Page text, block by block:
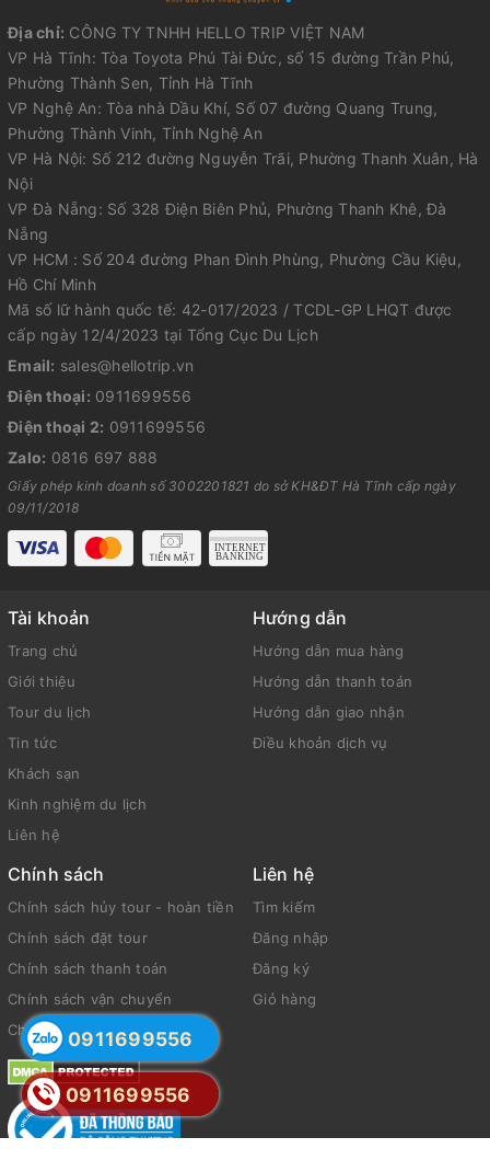
Địa chỉ: CÔNG TY TNHH HELLO TRIP VIỆT NAM
VP Hà Tĩnh: Tòa Toyota Phú Tài Đức, số 15 đường Trần Phú,
Phường Thành Sen, Tỉnh Hà Tĩnh
VP Nghệ An: Tòa nhà Dầu Khí, Số 07 đường Quang Trung,
Phường Thành Vinh, Tỉnh Nghệ An
VP Hà Nội: Số 212 đường Nguyễn Trãi, Phường Thanh Xuân, Hà
Nội
VP Đà Nẵng: Số 328 Điện Biên Phủ, Phường Thanh Khê, Đà
Nẵng
VP HCM : Số 204 đường Phan Đình Phùng, Phường Cầu Kiệu,
Hồ Chí Minh
Mã số lữ hành quốc tế: 42-017/2023 / TCDL-GP LHQT được
cấp ngày 12/4/2023 tại Tổng Cục Du Lịch
Email: sales@hellotrip.vn
Điện thoại: 0911699556
Điện thoại 2: 0911699556
Zalo: 0816 697 888
Giấy phép kinh doanh số 3002201821 do sở KH&ĐT Hà Tĩnh cấp ngày
09/11/2018
Tài khoản
Trang chủ
Giới thiệu
Tour du lịch
Tin tức
Khách sạn
Kinh nghiệm du lịch
Liên hệ
Hướng dẫn
Hướng dẫn mua hàng
Hướng dẫn thanh toán
Hướng dẫn giao nhận
Điều khoản dịch vụ
Chính sách
Chính sách hủy tour - hoàn tiền
Chính sách đặt tour
Chính sách thanh toán
Chính sách vận chuyển
Chính sách bảo mật
Liên hệ
Tìm kiếm
Đăng nhập
Đăng ký
Giỏ hàng
0911699556
0911699556